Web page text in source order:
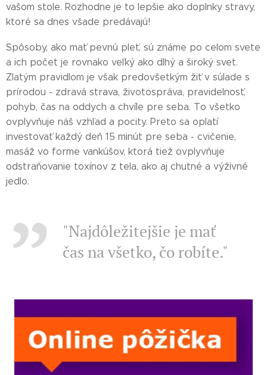
vašom stole. Rozhodne je to lepšie ako doplnky stravy,
ktoré sa dnes všade predávajú!
Spôsoby, ako mať pevnú pleť, sú známe po celom svete
a ich počet je rovnako veľký ako dlhý a široký svet.
Zlatým pravidlom je však predovšetkým žiť v súlade s
prírodou - zdravá strava, životospráva, pravidelnosť,
pohyb, čas na oddych a chvíle pre seba. To všetko
ovplyvňuje náš vzhľad a pocity. Preto sa oplatí
investovať každý deň 15 minút pre seba - cvičenie,
masáž vo forme vankúšov, ktorá tiež ovplyvňuje
odstraňovanie toxínov z tela, ako aj chutné a výživné
jedlo.
"Najdôležitejšie je mať
čas na všetko, čo robíte."